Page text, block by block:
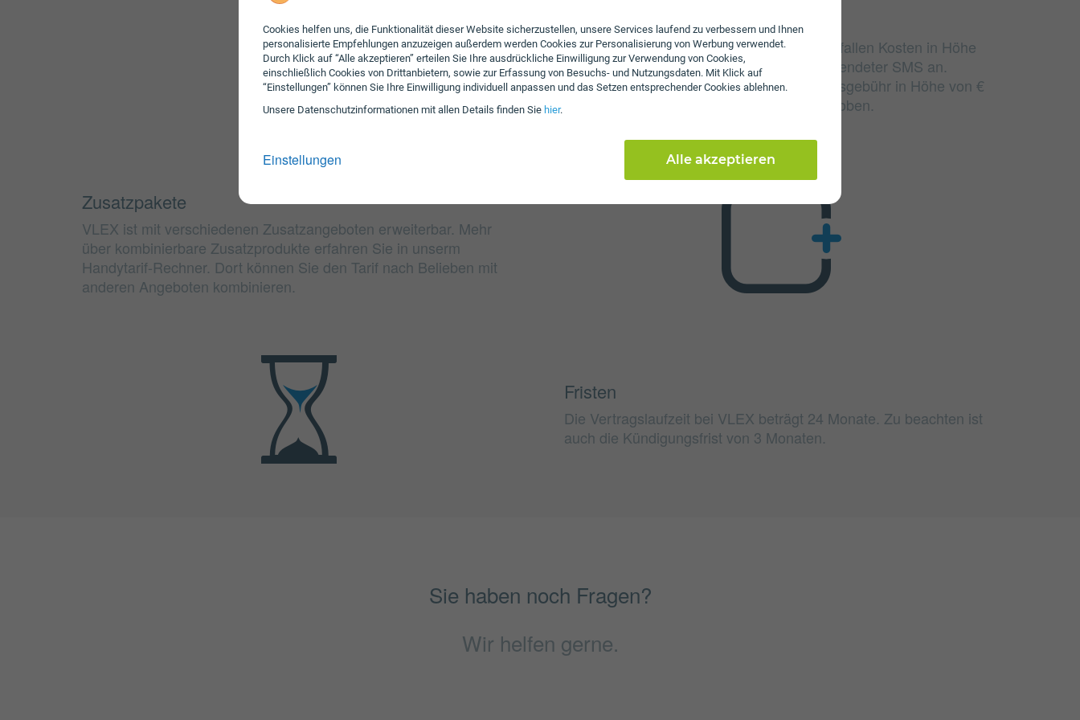
Cookies helfen uns, die Funktionalität dieser Website sicherzustellen, unsere Services laufend zu verbessern und Ihnen
personalisierte Empfehlungen anzuzeigen außerdem werden Cookies zur Personalisierung von Werbung verwendet.
Durch Klick auf “Alle akzeptieren” erteilen Sie Ihre ausdrückliche Einwilligung zur Verwendung von Cookies,
einschließlich Cookies von Drittanbietern, sowie zur Erfassung von Besuchs- und Nutzungsdaten. Mit Klick auf
“Einstellungen” können Sie Ihre Einwilligung individuell anpassen und das Setzen entsprechender Cookies ablehnen.
Unsere Daten­schutz­informationen mit allen Details finden Sie hier.
Einstellungen Alle akzeptieren
Gebühren
Nach Verbrauch der inkludierten Einheiten fallen Kosten in Höhe
von 30 ct/€ pro Minute und 30 ct/€ pro versendeter SMS an.
Zusätzlich fällt beim VLEX eine Aktivierungsgebühr in Höhe von €
60 an. Es wird keine Servicepauschale erhoben.
Zusatzpakete
VLEX ist mit verschiedenen Zusatzangeboten erweiterbar. Mehr
über kombinierbare Zusatzprodukte erfahren Sie in unserm
Handytarif-Rechner. Dort können Sie den Tarif nach Belieben mit
anderen Angeboten kombinieren.
Fristen
Die Vertragslaufzeit bei VLEX beträgt 24 Monate. Zu beachten ist
auch die Kündigungsfrist von 3 Monaten.
Sie haben noch Fragen?
Wir helfen gerne.